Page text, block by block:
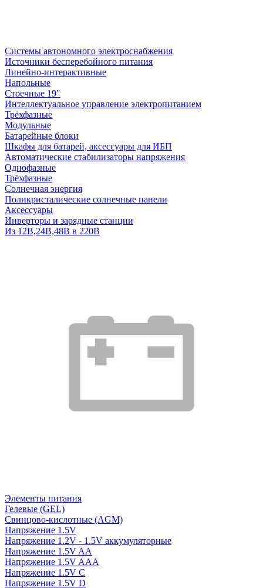
Системы автономного электроснабжения
Источники бесперебойного питания
Линейно-интерактивные
Напольные
Стоечные 19"
Интеллектуальное управление электропитанием
Трёхфазные
Модульные
Батарейные блоки
Шкафы для батарей, аксессуары для ИБП
Автоматические стабилизаторы напряжения
Однофазные
Трёхфазные
Солнечная энергия
Поликристалические солнечные панели
Аксессуары
Инверторы и зарядные станции
Из 12В,24В,48В в 220В
Элементы питания
Гелевые (GEL)
Свинцово-кислотные (AGM)
Напряжение 1.5V
Напряжение 1.2V - 1.5V аккумуляторные
Напряжение 1.5V AA
Напряжение 1.5V AAA
Напряжение 1.5V C
Напряжение 1.5V D